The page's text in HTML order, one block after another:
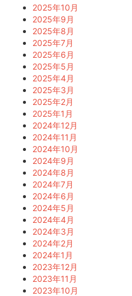
2025年10月
2025年9月
2025年8月
2025年7月
2025年6月
2025年5月
2025年4月
2025年3月
2025年2月
2025年1月
2024年12月
2024年11月
2024年10月
2024年9月
2024年8月
2024年7月
2024年6月
2024年5月
2024年4月
2024年3月
2024年2月
2024年1月
2023年12月
2023年11月
2023年10月